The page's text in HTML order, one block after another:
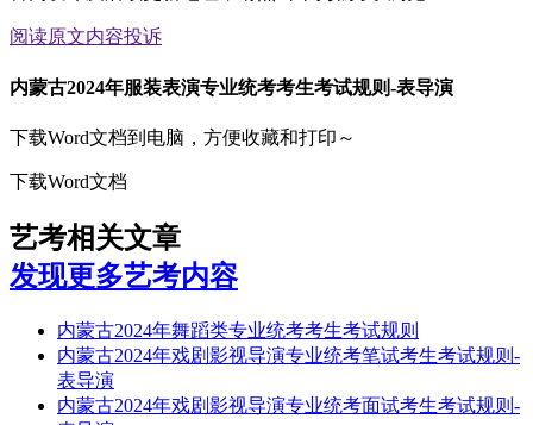
阅读原文内容投诉
内蒙古2024年服装表演专业统考考生考试规则-表导演
下载Word文档到电脑，方便收藏和打印～
下载Word文档
艺考相关文章
发现更多艺考内容
内蒙古2024年舞蹈类专业统考考生考试规则
内蒙古2024年戏剧影视导演专业统考笔试考生考试规则-
表导演
内蒙古2024年戏剧影视导演专业统考面试考生考试规则-